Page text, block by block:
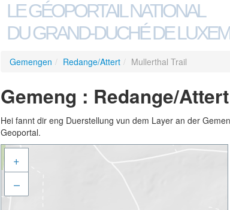
LE GÉOPORTAIL NATIONAL
DU GRAND-DUCHÉ DE
Gemengen / Redange/Attert / Mullerthal Trail
Gemeng : Redange/
Hei fannt dir eng Duerstellung vun dem Layer an der
Geoportal.
+
–